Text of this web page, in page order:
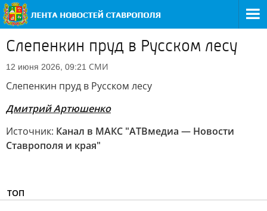
Слепенкин пруд в Русском лесу
12 июня 2026, 09:21 СМИ
Слепенкин пруд в Русском лесу
Дмитрий Артюшенко
Источник: Канал в МАКС "АТВмедиа — Новости
Ставрополя и края"
ТОП